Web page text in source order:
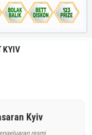
KYIV
Kyiv
resmi